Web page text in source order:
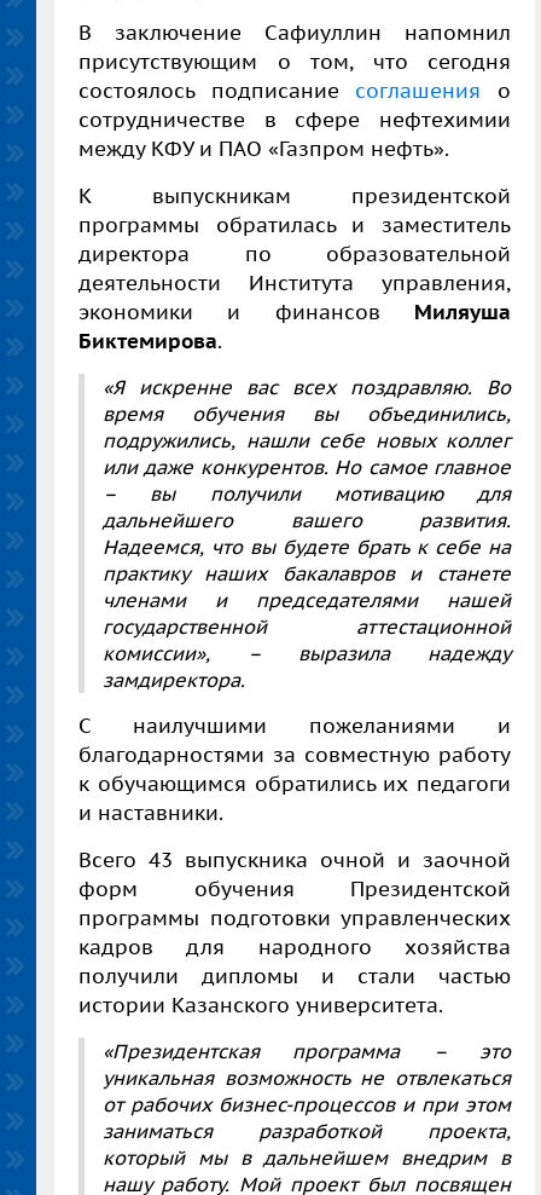
В заключение Сафиуллин напомнил
присутствующим о том, что сегодня
состоялось подписание соглашения о
сотрудничестве в сфере нефтехимии
между КФУ и ПАО «Газпром нефть».
К выпускникам президентской
программы обратилась и заместитель
директора по образовательной
деятельности Института управления,
экономики и финансов Миляуша
Биктемирова.
«Я искренне вас всех поздравляю. Во
время обучения вы объединились,
подружились, нашли себе новых коллег
или даже конкурентов. Но самое главное
– вы получили мотивацию для
дальнейшего вашего развития.
Надеемся, что вы будете брать к себе на
практику наших бакалавров и станете
членами и председателями нашей
государственной аттестационной
комиссии», – выразила надежду
замдиректора.
С наилучшими пожеланиями и
благодарностями за совместную работу
к обучающимся обратились их педагоги
и наставники.
Всего 43 выпускника очной и заочной
форм обучения Президентской
программы подготовки управленческих
кадров для народного хозяйства
получили дипломы и стали частью
истории Казанского университета.
«Президентская программа – это
уникальная возможность не отвлекаться
от рабочих бизнес-процессов и при этом
заниматься разработкой проекта,
который мы в дальнейшем внедрим в
нашу работу. Мой проект был посвящен